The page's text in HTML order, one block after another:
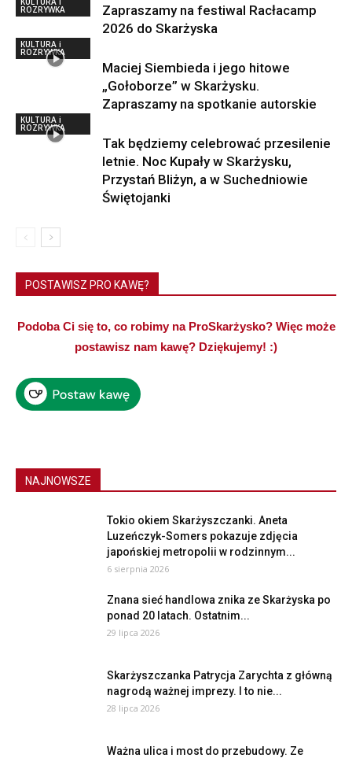
ROZRYWKA
Zapraszamy na festiwal Racłacamp
2026 do Skarżyska
KULTURA i
ROZRYWKA
Maciej Siembieda i jego hitowe
„Gołoborze” w Skarżysku.
Zapraszamy na spotkanie autorskie
KULTURA i
ROZRYWKA
Tak będziemy celebrować przesilenie
letnie. Noc Kupały w Skarżysku,
Przystań Bliżyn, a w Suchedniowie
Świętojanki
POSTAWISZ PRO KAWĘ?
Podoba Ci się to, co robimy na ProSkarżysko? Więc może
postawisz nam kawę? Dziękujemy! :)
NAJNOWSZE
Tokio okiem Skarżyszczanki. Aneta
Luzeńczyk-Somers pokazuje zdjęcia
japońskiej metropolii w rodzinnym...
6 sierpnia 2026
Znana sieć handlowa znika ze Skarżyska po
ponad 20 latach. Ostatnim...
29 lipca 2026
Skarżyszczanka Patrycja Zarychta z główną
nagrodą ważnej imprezy. I to nie...
28 lipca 2026
Ważna ulica i most do przebudowy. Ze